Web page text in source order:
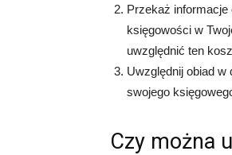
Przekaż informacje
księgowości w
uwzględnić ten
Uwzględnij obiad w
swojego
Czy można